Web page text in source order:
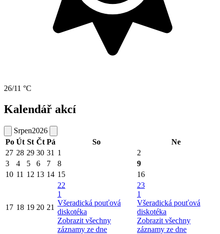
26/11 °C
Kalendář akcí
Srpen2026
Po Út St Čt Pá So
Ne
27 28 29 30 31 1
2
3
4 5 6 7 8
9
10 11 12 13 14 15 16
17 18 19 20 21
22
1
Všeradická pouťová
diskotéka
Zobrazit všechny
záznamy ze dne
23
1
Všeradická pouťová
diskotéka
Zobrazit všechny
záznamy ze dne